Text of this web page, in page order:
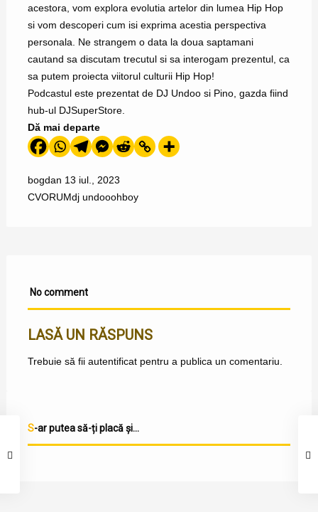
acestora, vom explora evolutia artelor din lumea Hip Hop
si vom descoperi cum isi exprima acestia perspectiva
personala. Ne strangem o data la doua saptamani
cautand sa discutam trecutul si sa interogam prezentul, ca
sa putem proiecta viitorul culturii Hip Hop!
Podcastul este prezentat de DJ Undoo si Pino, gazda fiind
hub-ul DJSuperStore.
Dă mai departe
bogdan 13 iul., 2023
CVORUMdj undooohboy
No comment
LASĂ UN RĂSPUNS
Trebuie să fii autentificatpentru a publica un comentariu.
S-ar putea să-ți placă și...